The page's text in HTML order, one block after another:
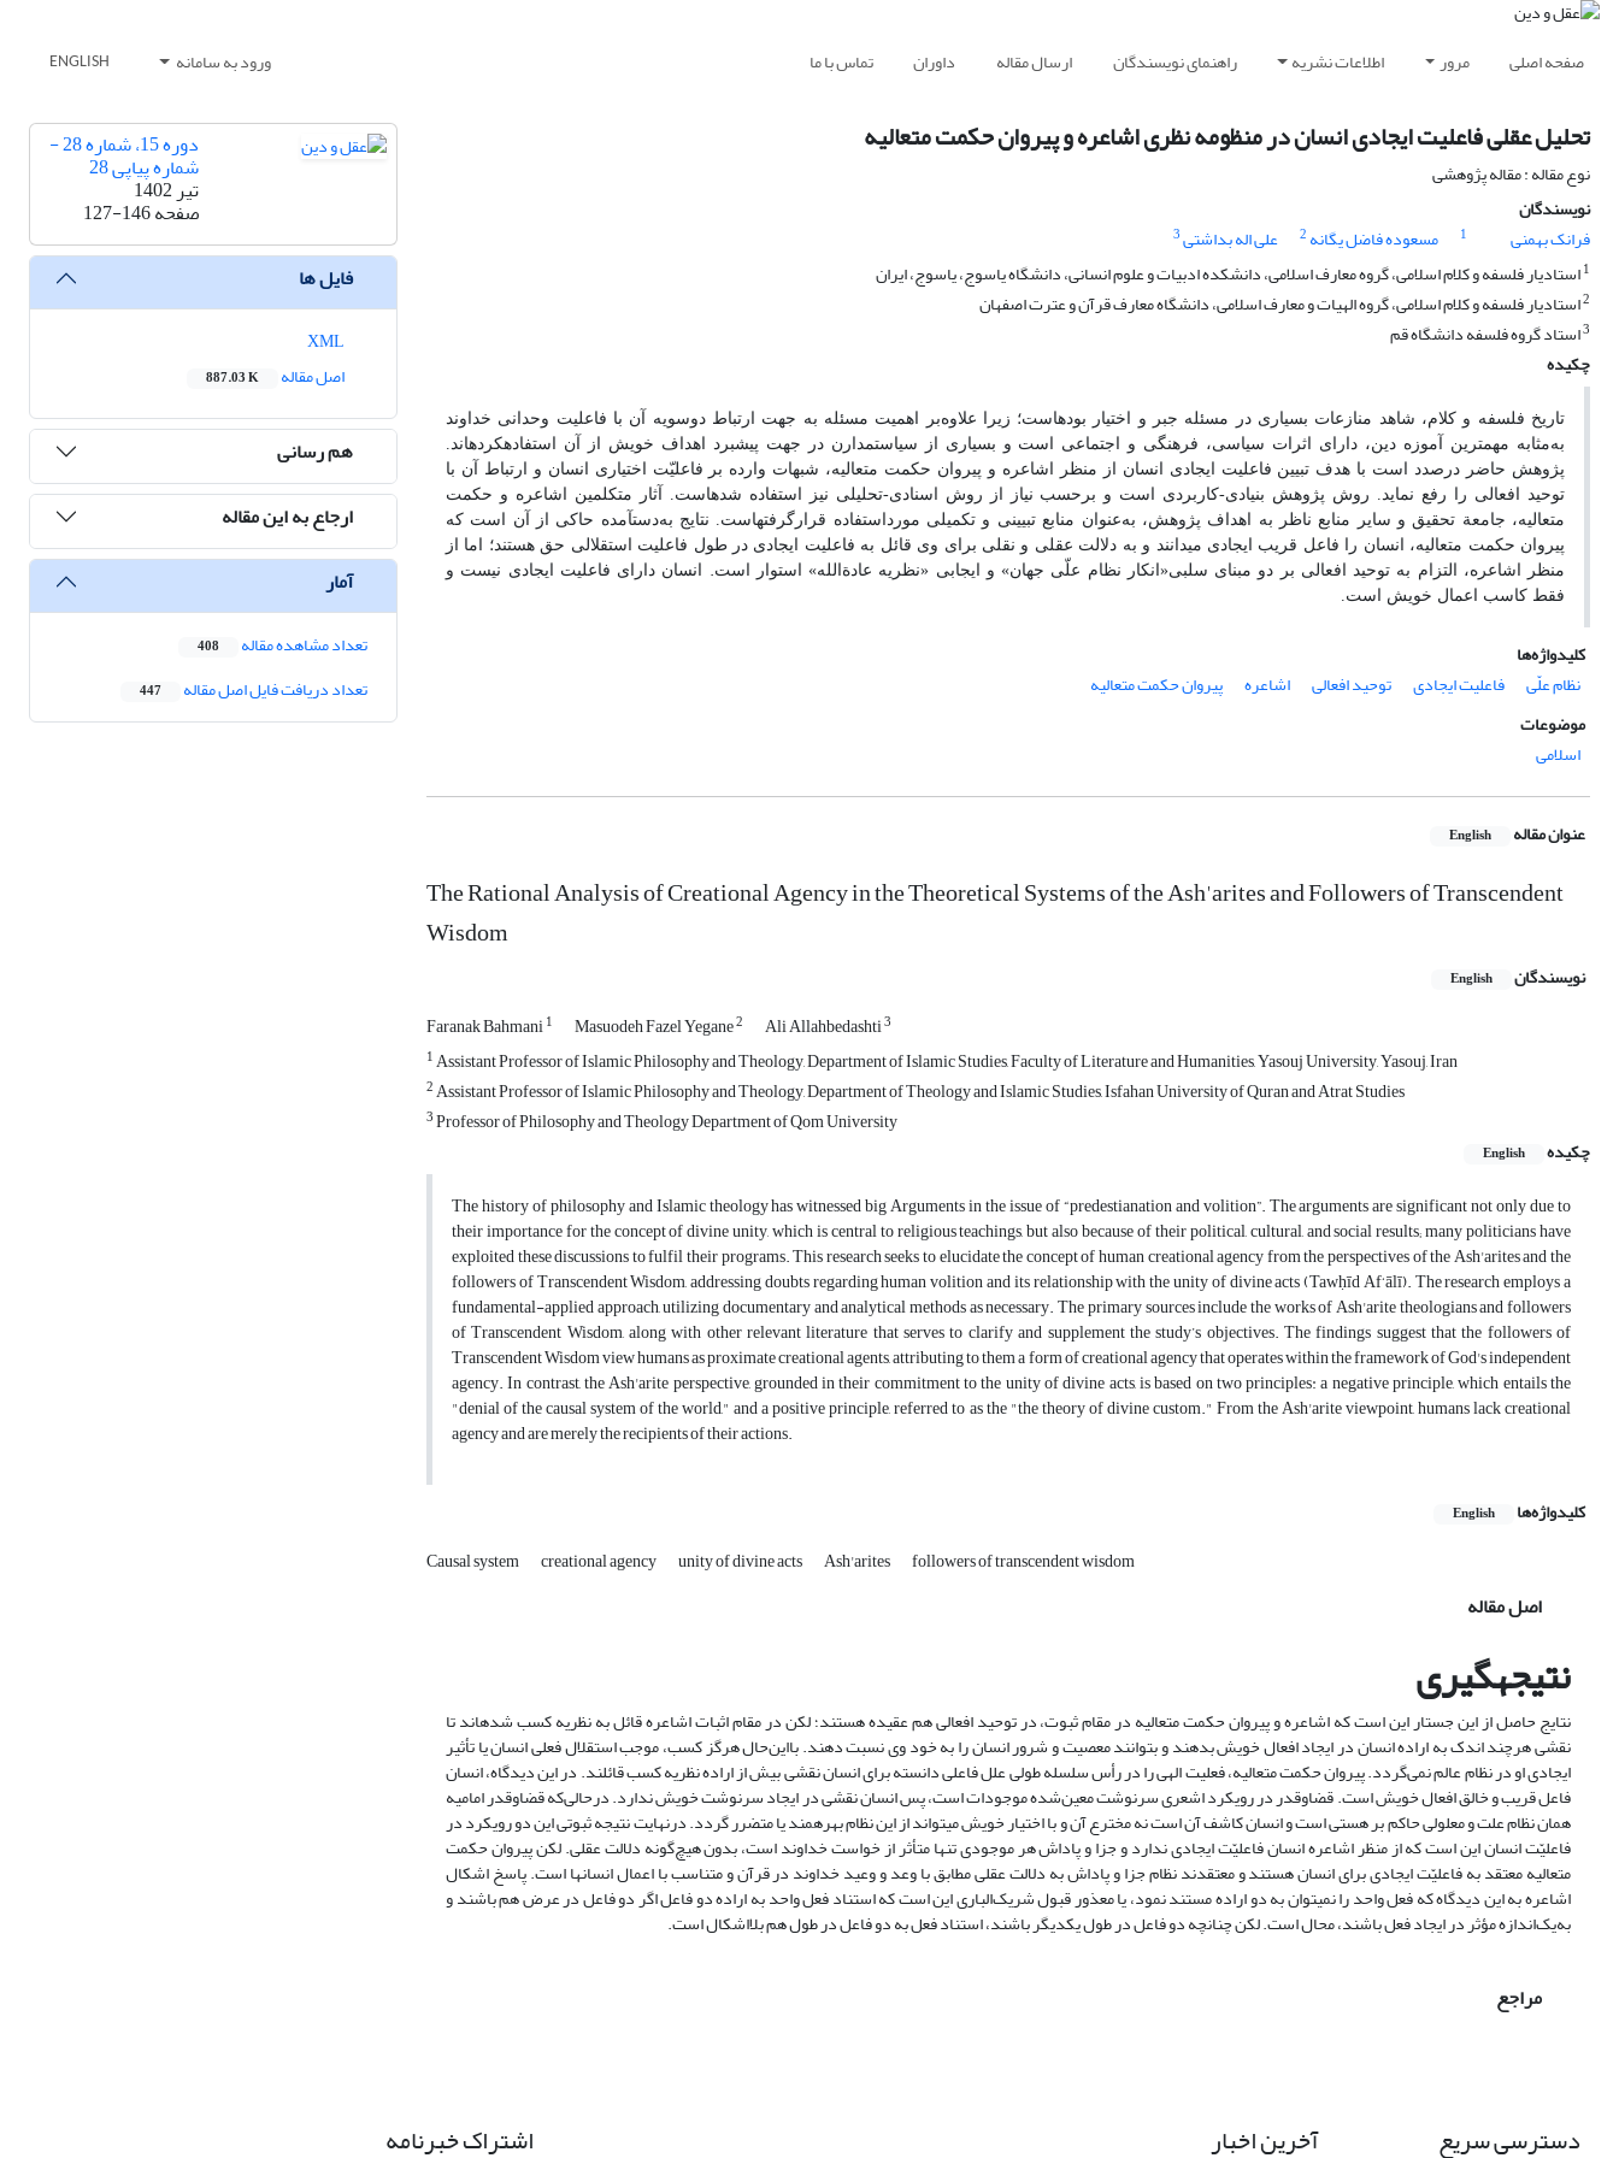
صفحه اصلی مرور اطلاعات نشریه راهنمای نویسندگان ارسال مقاله داوران تماس با ما ورود به سامانه ENGLISH
تحلیل عقلی فاعلیت ایجادی انسان در منظومه نظری اشاعره و پیروان حکمت متعالیه
نوع مقاله : مقاله پژوهشی
نویسندگان
فرانک بهمنی
1 مسعوده فاضل یگانه 2 علی اله بداشتی3
1استادیار فلسفه و کلام اسلامی، گروه معارف اسلامی، دانشکده ادبیات و علوم انسانی، دانشگاه یاسوج، یاسوج، ایران
2استادیار فلسفه و کلام اسلامی، گروه الهیات و معارف اسلامی، دانشگاه معارف قرآن و عترت اصفهان
3استاد گروه فلسفه دانشگاه قم
چکیده
تاریخ فلسفه و کلام، شاهد منازعات بسیاری در مسئله جبر و اختیار بوده­است؛ زیرا علاوه‌بر اهمیت مسئله به جهت ارتباط دو‌سویه آن با فاعلیت وحدانی خداوند
به‌مثابه مهم­ترین آموزه دین، دارای اثرات سیاسی، فرهنگی و اجتماعی است و بسیاری از سیاستمدارن در جهت پیشبرد اهداف خویش از آن استفاده­کرده­اند.
پژوهش حاضر درصدد است با هدف تبیین فاعلیت ایجادی انسان از منظر اشاعره و پیروان حکمت متعالیه، شبهات وارده بر فاعلیّت اختیاری انسان و ارتباط آن با
توحید افعالی را رفع نماید. روش پژوهش بنیادی-کاربردی است و برحسب نیاز از روش اسنادی-تحلیلی نیز استفاده شده­است. آثار متکلمین اشاعره و حکمت
متعالیه، جامعة تحقیق و سایر منابع ناظر به اهداف پژوهش، به‌عنوان منابع تبیینی و تکمیلی مورداستفاده قرارگرفته­است. نتایج به‌دست­آمده حاکی از آن است که
پیروان حکمت متعالیه، انسان را فاعل قریب ایجادی می­دانند و به دلالت عقلی و نقلی برای وی قائل به فاعلیت ایجادی در طول فاعلیت استقلالی حق هستند؛ اما از
منظر اشاعره، التزام به توحید افعالی بر دو مبنای سلبی«انکار نظام علّی جهان» و ایجابی «نظریه عادة‌الله» استوار است. انسان دارای فاعلیت ایجادی نیست و
فقط کاسب اعمال خویش است.
کلیدواژه‌ها
نظام علّی
فاعلیت ایجادی توحید افعالی اشاعره
پیروان حکمت متعالیه
موضوعات
اسلامی
عنوان مقاله English
The Rational Analysis of Creational Agency in the Theoretical Systems of the Ash'arites and Followers of Transcendent
Wisdom
نویسندگان English
Faranak Bahmani1 Masuodeh Fazel Yegane2 Ali Allahbedashti3
1Assistant Professor of Islamic Philosophy and Theology, Department of Islamic Studies, Faculty of Literature and Humanities, Yasouj University, Yasouj, Iran
2Assistant Professor of Islamic Philosophy and Theology, Department of Theology and Islamic Studies, Isfahan University of Quran and Atrat Studies
3Professor of Philosophy and Theology Department of Qom University
چکیده
English
The history of philosophy and Islamic theology has witnessed big Arguments in the issue of “predestianation and volition”. The arguments are significant not only due to
their importance for the concept of divine unity, which is central to religious teachings, but also because of their political, cultural, and social results; many politicians have
exploited these discussions to fulfil their programs. This research seeks to elucidate the concept of human creational agency from the perspectives of the Ash'arites and the
followers of Transcendent Wisdom, addressing doubts regarding human volition and its relationship with the unity of divine acts (Tawḥīd Af‘ālī). The research employs a
fundamental-applied approach, utilizing documentary and analytical methods as necessary. The primary sources include the works of Ash'arite theologians and followers
of Transcendent Wisdom, along with other relevant literature that serves to clarify and supplement the study’s objectives. The findings suggest that the followers of
Transcendent Wisdom view humans as proximate creational agents, attributing to them a form of creational agency that operates within the framework of God's independent
agency. In contrast, the Ash'arite perspective, grounded in their commitment to the unity of divine acts, is based on two principles: a negative principle, which entails the
"denial of the causal system of the world," and a positive principle, referred to as the "the theory of divine custom." From the Ash'arite viewpoint, humans lack creational
agency and are merely the recipients of their actions.
کلیدواژه‌ها English
Causal system creational agency unity of divine acts Ash'arites followers of transcendent wisdom
اصل مقاله
نتیجه­گیری
نتایج حاصل از این جستار این است که اشاعره و پیروان حکمت متعالیه در مقام ثبوت، در توحید افعالی هم عقیده هستند؛ لکن در مقام اثبات اشاعره قائل به نظریه کسب شده­اند تا
نقشی هرچند اندک به اراده انسان در ایجاد افعال خویش بدهند و بتوانند معصیت و شرور انسان را به خود وی نسبت‌ دهند. با‌این‌حال هرگز کسب، موجب استقلال فعلی انسان یا تأثیر
ایجادی او در نظام عالم نمی‌گردد. پیروان حکمت متعالیه، فعلیت الهی را در رأس سلسله طولی علل فاعلی دانسته برای انسان نقشی بیش از اراده نظریه کسب قائلند. در این دیدگاه، انسان
فاعل قریب و خالق افعال خویش است. قضا‌و‌قدر در رویکرد اشعری سرنوشت معین‌شده موجودات است، پس انسان نقشی در ایجاد سرنوشت خویش ندارد. در‌حالی‌که قضا‌و‌قدر امامیه
همان نظام علت و معلولی حاکم بر هستی است و انسان کاشف آن است نه مخترع آن و با اختیار خویش می­تواند از این نظام بهره­مند یا متضرر گردد. در‌نهایت نتیجه ثبوتی این دو رویکرد در
فاعلیّت انسان این است که از منظر اشاعره انسان فاعلیّت ایجادی ندارد و جزا و پاداش هر موجودی تنها متأثر از خواست خداوند است، بدون هیچ‌گونه دلالت عقلی. لکن پیروان حکمت
متعالیه معتقد به فاعلیّت ایجادی برای انسان هستند و معتقدند نظام جزا و پاداش به دلالت عقلی مطابق با وعد و وعید خداوند در قرآن و متناسب با اعمال انسان­ها است. پاسخ اشکال
اشاعره به این دیدگاه که فعل واحد را نمی­توان به دو اراده مستند نمود، یا معذور قبول شریک‌الباری این است که استناد فعل واحد به اراده دو فاعل اگر دو فاعل در عرض هم باشند و
به‌یک‌اندازه مؤثر در ایجاد فعل باشند، محال است. لکن چنانچه دو فاعل در طول یکدیگر باشند، استناد فعل به دو فاعل در طول هم بلا‌اشکال است.
مراجع
دوره 15، شماره 28 -
شماره پیاپی 28
تیر 1402
صفحه127-146
فایل ها
اصل مقاله
887.03 K
هم رسانی
ارجاع به این مقاله
آمار
تعداد مشاهده مقاله 408
تعداد دریافت فایل اصل مقاله 447
دسترسی سریع آخرین اخبار اشتراک خبرنامه